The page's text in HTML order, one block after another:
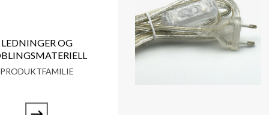
LEDNINGER OG
PRODUKTFAMILIE